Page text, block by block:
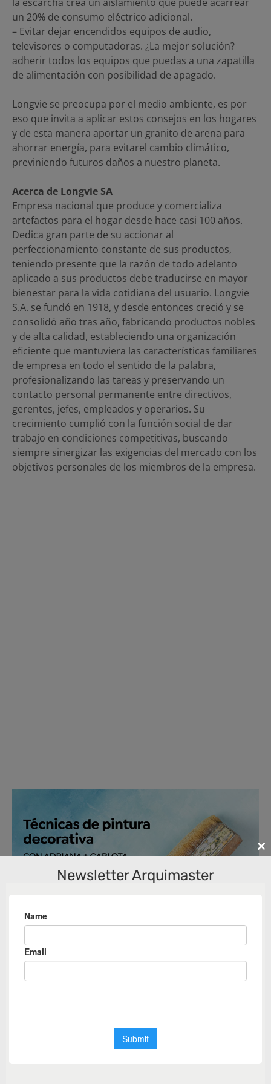
un 20% de consumo eléctrico adicional.
– Evitar dejar encendidos equipos de audio,
televisores o computadoras. ¿La mejor solución?
adherir todos los equipos que puedas a una zapatilla
de alimentación con posibilidad de apagado.
Longvie se preocupa por el medio ambiente, es por
eso que invita a aplicar estos consejos en los hogares
y de esta manera aportar un granito de arena para
ahorrar energía, para evitarel cambio climático,
previniendo futuros daños a nuestro planeta.
Acerca de Longvie SA
Empresa nacional que produce y comercializa
artefactos para el hogar desde hace casi 100 años.
Dedica gran parte de su accionar al
perfeccionamiento constante de sus productos,
teniendo presente que la razón de todo adelanto
aplicado a sus productos debe traducirse en mayor
bienestar para la vida cotidiana del usuario. Longvie
S.A. se fundó en 1918, y desde entonces creció y se
consolidó año tras año, fabricando productos nobles
y de alta calidad, estableciendo una organización
eficiente que mantuviera las características familiares
de empresa en todo el sentido de la palabra,
profesionalizando las tareas y preservando un
contacto personal permanente entre directivos,
gerentes, jefes, empleados y operarios. Su
crecimiento cumplió con la función social de dar
trabajo en condiciones competitivas, buscando
siempre sinergizar las exigencias del mercado con los
objetivos personales de los miembros de la empresa.
Newsletter Arquimaster